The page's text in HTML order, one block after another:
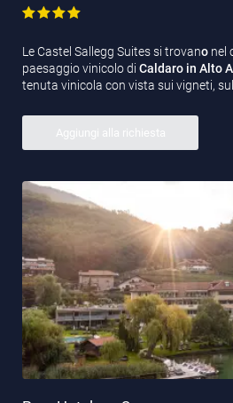
Le Castel Sallegg Suites si trovano nel
paesaggio vinicolo di Caldaro in Alto
tenuta vinicola con vista sui vigneti,
Aggiungi alla richiesta